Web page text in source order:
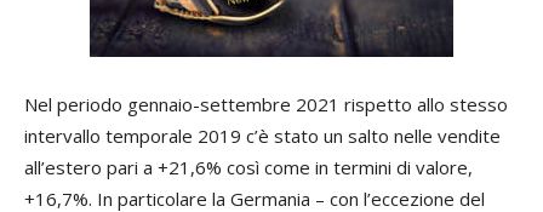
Nel periodo gennaio-settembre 2021 rispetto allo stesso
intervallo temporale 2019 c’è stato un salto nelle vendite
all’estero pari a +21,6% così come in termini di valore,
+16,7%. In particolare la Germania – con l’eccezione del